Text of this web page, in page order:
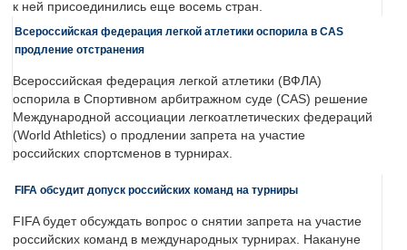
к ней присоединились еще восемь стран.
Всероссийская федерация легкой атлетики оспорила в CAS
продление отстранения
Всероссийская федерация легкой атлетики (ВФЛА)
оспорила в Спортивном арбитражном суде (CAS) решение
Международной ассоциации легкоатлетических федераций
(World Athletics) о продлении запрета на участие
российских спортсменов в турнирах.
FIFA обсудит допуск российских команд на турниры
FIFA будет обсуждать вопрос о снятии запрета на участие
российских команд в международных турнирах. Накануне